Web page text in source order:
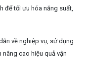
để tối ưu hóa năng suất,
về nghiệp vụ, sử dụng
nâng cao hiệu quả vận